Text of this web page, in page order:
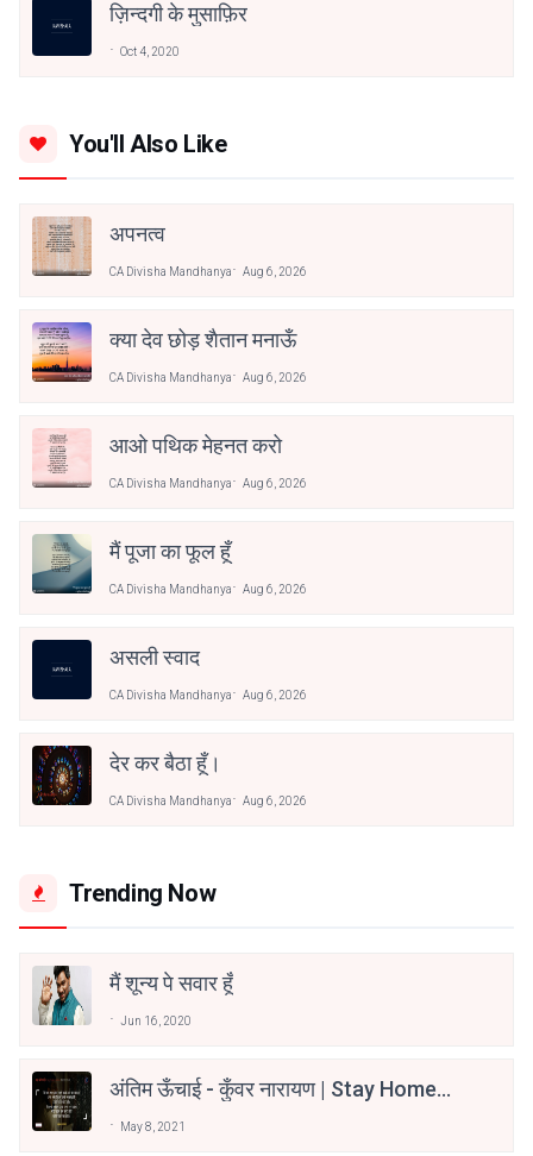
ज़िन्दगी के मुसाफ़िर
Oct 4, 2020
You'll Also Like
अपनत्व
CA Divisha Mandhanya Aug 6, 2026
क्या देव छोड़ शैतान मनाऊँ
CA Divisha Mandhanya Aug 6, 2026
आओ पथिक मेहनत करो
CA Divisha Mandhanya Aug 6, 2026
मैं पूजा का फूल हूँ
CA Divisha Mandhanya Aug 6, 2026
असली स्वाद
CA Divisha Mandhanya Aug 6, 2026
देर कर बैठा हूँ।
CA Divisha Mandhanya Aug 6, 2026
Trending Now
मैं शून्य पे सवार हूँ
Jun 16, 2020
अंतिम ऊँचाई - कुँवर नारायण | Stay Home
May 8, 2021